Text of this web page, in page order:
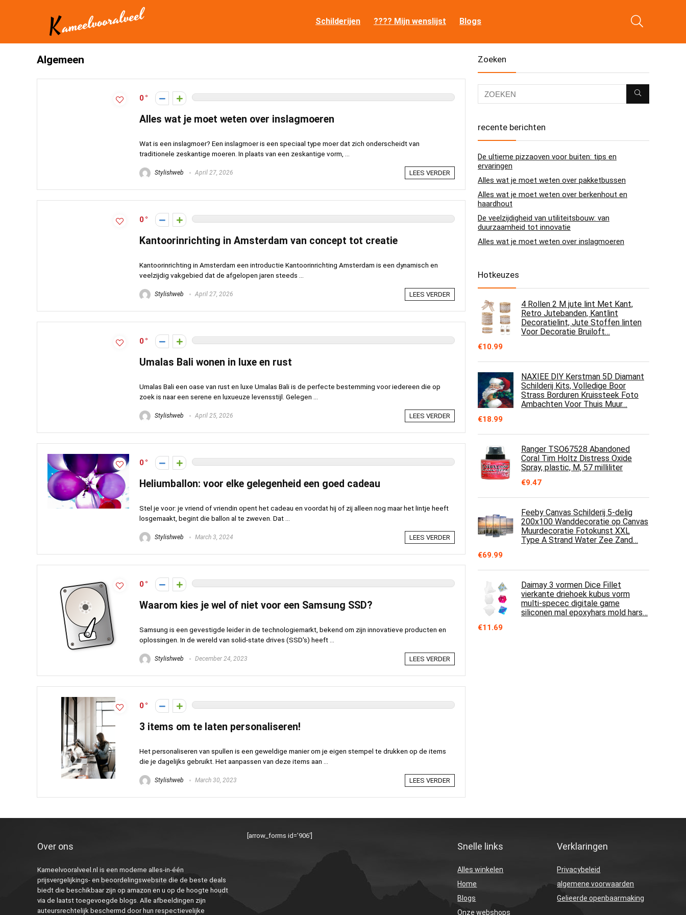
Schilderijen ???? Mijn wenslijst Blogs
Algemeen
0
Alles wat je moet weten over inslagmoeren
Wat is een inslagmoer? Een inslagmoer is een speciaal type moer dat zich onderscheidt van
traditionele zeskantige moeren. In plaats van een zeskantige vorm, ...
Stylishweb April 27, 2026 LEES VERDER
0
Kantoorinrichting in Amsterdam van concept tot creatie
Kantoorinrichting in Amsterdam een introductie Kantoorinrichting Amsterdam is een dynamisch en
veelzijdig vakgebied dat de afgelopen jaren steeds ...
Stylishweb April 27, 2026 LEES VERDER
0
Umalas Bali wonen in luxe en rust
Umalas Bali een oase van rust en luxe Umalas Bali is de perfecte bestemming voor iedereen die op
zoek is naar een serene en luxueuze levensstijl. Gelegen ...
Stylishweb April 25, 2026 LEES VERDER
0
Heliumballon: voor elke gelegenheid een goed cadeau
Stel je voor: je vriend of vriendin opent het cadeau en voordat hij of zij alleen nog maar het lintje heeft
losgemaakt, begint die ballon al te zweven. Dat ...
Stylishweb March 3, 2024 LEES VERDER
0
Waarom kies je wel of niet voor een Samsung SSD?
Samsung is een gevestigde leider in de technologiemarkt, bekend om zijn innovatieve producten en
oplossingen. In de wereld van solid-state drives (SSD's) heeft ...
Stylishweb December 24, 2023 LEES VERDER
0
3 items om te laten personaliseren!
Het personaliseren van spullen is een geweldige manier om je eigen stempel te drukken op de items
die je dagelijks gebruikt. Het aanpassen van deze items aan ...
Stylishweb March 30, 2023 LEES VERDER
Zoeken
recente berichten
De ultieme pizzaoven voor buiten: tips en
ervaringen
Alles wat je moet weten over pakketbussen
Alles wat je moet weten over berkenhout en
haardhout
De veelzijdigheid van utiliteitsbouw: van
duurzaamheid tot innovatie
Alles wat je moet weten over inslagmoeren
Hotkeuzes
4 Rollen 2 M jute lint Met Kant,
Retro Jutebanden, Kantlint
Decoratielint, Jute Stoffen linten
Voor Decoratie Bruiloft…
€10.99
NAXIEE DIY Kerstman 5D Diamant
Schilderij Kits, Volledige Boor
Strass Borduren Kruissteek Foto
Ambachten Voor Thuis Muur…
€18.99
Ranger TSO67528 Abandoned
Coral Tim Holtz Distress Oxide
Spray, plastic, M, 57 milliliter
€9.47
Feeby Canvas Schilderij 5-delig
200x100 Wanddecoratie op Canvas
Muurdecoratie Fotokunst XXL
Type A Strand Water Zee Zand…
€69.99
Daimay 3 vormen Dice Fillet
vierkante driehoek kubus vorm
multi-specec digitale game
siliconen mal epoxyhars mold hars…
€11.69
Over ons
Kameelvooralveel.nl is een moderne alles-in-één
prijsvergelijkings- en beoordelingswebsite die de beste deals
biedt die beschikbaar zijn op amazon en u op de hoogte houdt
via de laatst toegevoegde blogs. Alle afbeeldingen zijn
auteursrechtelijk beschermd door hun respectievelijke
[arrow_forms id=’906′]
Snelle links
Alles winkelen
Home
Blogs
Onze webshops
Verklaringen
Privacybeleid
algemene voorwaarden
Gelieerde openbaarmaking